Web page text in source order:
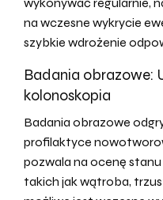
na wczesne wykrycie
szybkie wdrożenie
Badania obrazowe:
kolonoskopia
Badania obrazowe
profilaktyce
pozwala na ocenę
takich jak wątroba,